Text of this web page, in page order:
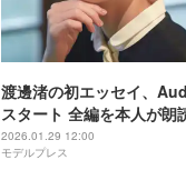
渡邊渚の初エッセイ、
スタート 全編を本人が朗
ってこの本を読みます」【
す】
2026.01.29 12:00
モデルプレス